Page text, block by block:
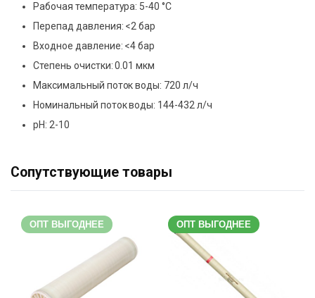
Рабочая температура: 5-40 °С
Перепад давления: <2 бар
Входное давление: <4 бар
Степень очистки: 0.01 мкм
Максимальный поток воды: 720 л/ч
Номинальный поток воды: 144-432 л/ч
pH: 2-10
Сопутствующие товары
ОПТ ВЫГОДНЕЕ ОПТ ВЫГОДНЕЕ